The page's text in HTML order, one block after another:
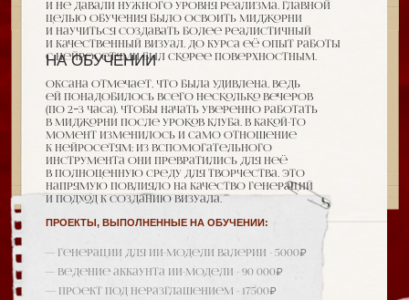
ПРОЕКТЫ, ВЫПОЛНЕННЫЕ НА ОБУЧЕНИИ:
ИТОГО: 358 000 Р
ВЕРНУТЬСЯ К ДОСКЕ
— Проект под неразглашением - 17500₽
— Ведение аккаунта ии-модели - 90 000₽
— Генерации для ии-модели Валерии - 5000₽